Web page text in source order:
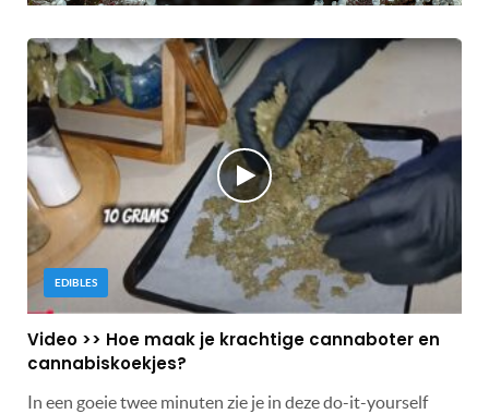
EDIBLES
Video >> Hoe maak je krachtige cannaboter en
cannabiskoekjes?
In een goeie twee minuten zie je in deze do-it-yourself